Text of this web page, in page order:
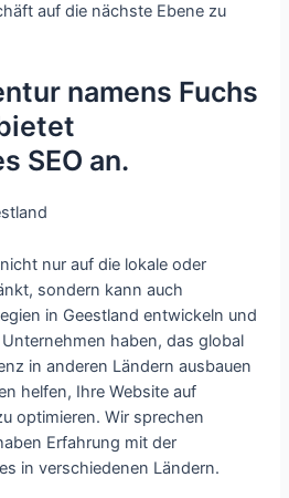
auf die nächste Ebene zu
namens Fuchs
SEO an.
nur auf die lokale oder
sondern kann auch
in Geestland entwickeln und
haben, das global
in anderen Ländern ausbauen
helfen, Ihre Website auf
optimieren. Wir sprechen
Erfahrung mit der
in verschiedenen Ländern.